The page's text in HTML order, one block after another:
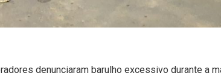
denunciaram barulho excessivo durante a